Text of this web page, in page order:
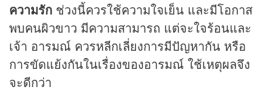
ความรัก ช่วงนี้ควรใช้ความใจเย็น และมีโอกาส
พบคนผิวขาว มีความสามารถ แต่จะใจร้อนและ
เจ้า อารมณ์ ควรหลีกเลี่ยงการมีปัญหากัน หรือ
การขัดแย้งกันในเรื่องของอารมณ์ ใช้เหตุผลจึง
จะดีกว่า